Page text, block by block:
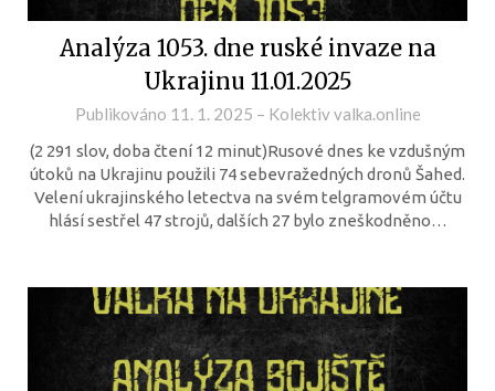
Analýza 1053. dne ruské invaze na
Ukrajinu 11.01.2025
Publikováno 11. 1. 2025 – Kolektiv valka.online
(2 291 slov, doba čtení 12 minut)Rusové dnes ke vzdušným
útoků na Ukrajinu použili 74 sebevražedných dronů Šahed.
Velení ukrajinského letectva na svém telgramovém účtu
hlásí sestřel 47 strojů, dalších 27 bylo zneškodněno…